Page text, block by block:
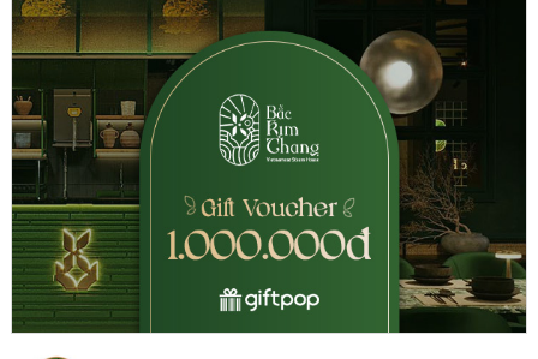
ĐĂNG NHẬP ĐĂNG KÝ